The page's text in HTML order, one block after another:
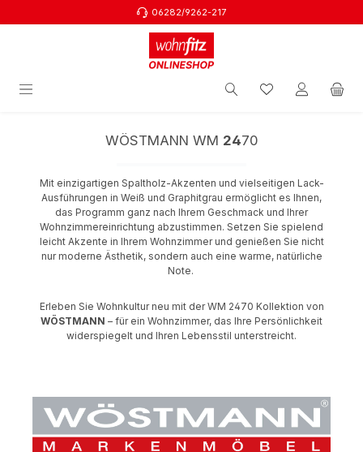
06282/9262-217
WÖSTMANN WM 2470
Mit einzigartigen Spaltholz-Akzenten und vielseitigen Lack-
Ausführungen in Weiß und Graphitgrau ermöglicht es Ihnen,
das Programm ganz nach Ihrem Geschmack und Ihrer
Wohnzimmereinrichtung abzustimmen. Setzen Sie spielend
leicht Akzente in Ihrem Wohnzimmer und genießen Sie nicht
nur moderne Ästhetik, sondern auch eine warme, natürliche
Note.
Erleben Sie Wohnkultur neu mit der WM 2470 Kollektion von
WÖSTMANN – für ein Wohnzimmer, das Ihre Persönlichkeit
widerspiegelt und Ihren Lebensstil unterstreicht.